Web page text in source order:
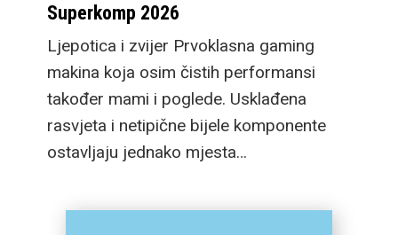
Superkomp 2026
Ljepotica i zvijer Prvoklasna gaming
makina koja osim čistih performansi
također mami i poglede. Usklađena
rasvjeta i netipične bijele komponente
ostavljaju jednako mjesta…